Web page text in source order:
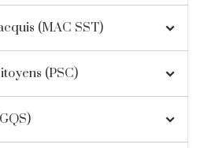
(MAC SST)
(PSC)